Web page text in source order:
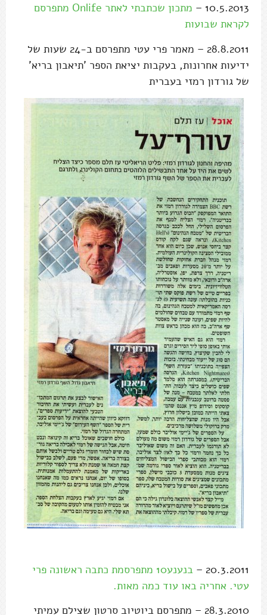
10.5.2013 –
מתכון שכתבתי לאתר Onlife מתפרסם
לקראת שבועות
28.8.2011 – מאמר פרי עטי מתפרסם ב-24 שעות של
ידיעות אחרונות, בעקבות יציאת הספר 'תיאבון בריא'
של גורדון רמזי בעברית
20.3.2011 –
בנענע10 מתפרסמת כתבה ראשונה פרי
עטי. אחריה באו עוד כמה מאות.
28.3.2010 – מתפרסם ביוטיוב סרטון שצילם עמיתי